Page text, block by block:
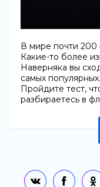
В мире почти 200
Какие-то более
Наверняка вы
самых
Пройдите тест,
разбираетесь в